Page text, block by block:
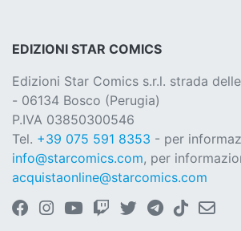
EDIZIONI STAR COMICS
Edizioni Star Comics s.r.l. strada
- 06134 Bosco (Perugia)
P.IVA 03850300546
Tel. +39 075 591 8353 - per
info@starcomics.com, per
acquistaonline@starcomics.com